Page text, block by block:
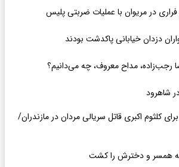
در مریوان با عملیات ضربتی پلیس
دزدان خیابانی پاکدشت بودند
رجب‌زاده، مداح معروف، چه می‌دانیم؟
شاهرود
برای کلثوم اکبری قاتل سریالی مردان در مازندران/
همسر و دخترش را کشت